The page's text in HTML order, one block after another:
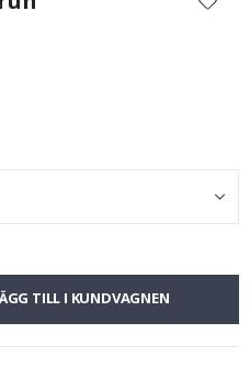
TILL I KUNDVAGNEN